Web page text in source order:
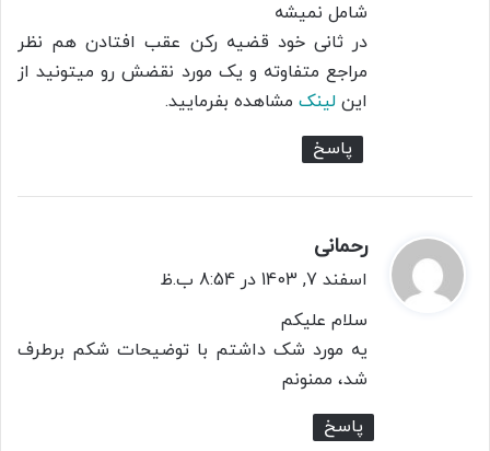
شامل نمیشه
در ثانی خود قضیه رکن عقب افتادن هم نظر
مراجع متفاوته و یک مورد نقضش رو میتونید از
این لینک مشاهده بفرمایید.
پاسخ
رحمانی
ف
ت
اسفند 7, 1403 در 8:54 ب.ظ
سلام علیکم
یه مورد شک داشتم با توضیحات شکم برطرف
شد، ممنونم
پاسخ